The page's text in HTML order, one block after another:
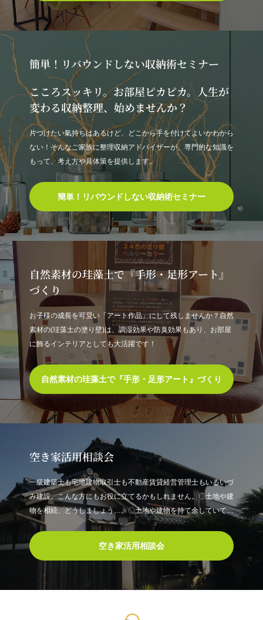
宅セミナー
簡単！リバウンドしない収納術セミナー
こころスッキリ。お部屋ピカピカ。人生が
変わる収納整理、始めませんか？
片づけたい氣持ちはあるけど、どこから手を付けてよいかわから
ない！そんなご家族に整理収納アドバイザーが、専門的な知識を
もって、考え方や具体策を提供します。
簡単！リバウンドしない収納術セミナー
自然素材の珪藻土で『手形・足形アート』
づくり
お子様の成長を可愛い「アート作品」にして残しませんか？自然
素材の(珪藻土の塗り壁)は、調湿効果や防臭効果もあり、お部屋
に飾るインテリアとしても大活躍です！
自然素材の珪藻土で『手形・足形アート』づくり
空き家活用相談会
一級建築士も宅地建物取引士も不動産賃貸経営管理士もいるいづ
み建設。こんな方にもお役に立てるかもしれません。〇土地や建
物を相続、どうしましょう…。〇土地や建物を持て余していて固
定資産税やメンテが負担になっている。〇持っている土地が狭小
だったり、建物がボロボロだったりで売ることすらできないので
はと悩んでいる。〇安定収入を…
空き家活用相談会